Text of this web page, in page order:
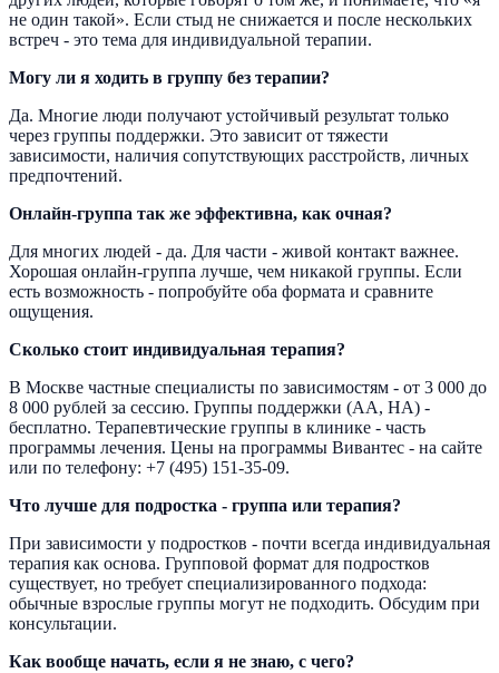
не один такой». Если стыд не снижается и после нескольких
встреч - это тема для индивидуальной терапии.
Могу ли я ходить в группу без терапии?
Да. Многие люди получают устойчивый результат только
через группы поддержки. Это зависит от тяжести
зависимости, наличия сопутствующих расстройств, личных
предпочтений.
Онлайн-группа так же эффективна, как очная?
Для многих людей - да. Для части - живой контакт важнее.
Хорошая онлайн-группа лучше, чем никакой группы. Если
есть возможность - попробуйте оба формата и сравните
ощущения.
Сколько стоит индивидуальная терапия?
В Москве частные специалисты по зависимостям - от 3 000 до
8 000 рублей за сессию. Группы поддержки (АА, НА) -
бесплатно. Терапевтические группы в клинике - часть
программы лечения. Цены на программы Вивантес - на сайте
или по телефону: +7 (495) 151-35-09.
Что лучше для подростка - группа или терапия?
При зависимости у подростков - почти всегда индивидуальная
терапия как основа. Групповой формат для подростков
существует, но требует специализированного подхода:
обычные взрослые группы могут не подходить. Обсудим при
консультации.
Как вообще начать, если я не знаю, с чего?